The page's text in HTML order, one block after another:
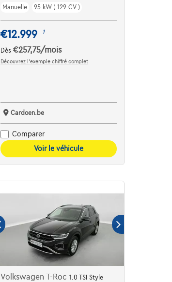
Manuelle
95 kW ( 129 CV )
€12.999 1
Dès€257,75/mois
Découvrez l’exemple chiffré complet
Cardoen.be
Comparer
Voir le véhicule
Volkswagen T-Roc1.0 TSI Style